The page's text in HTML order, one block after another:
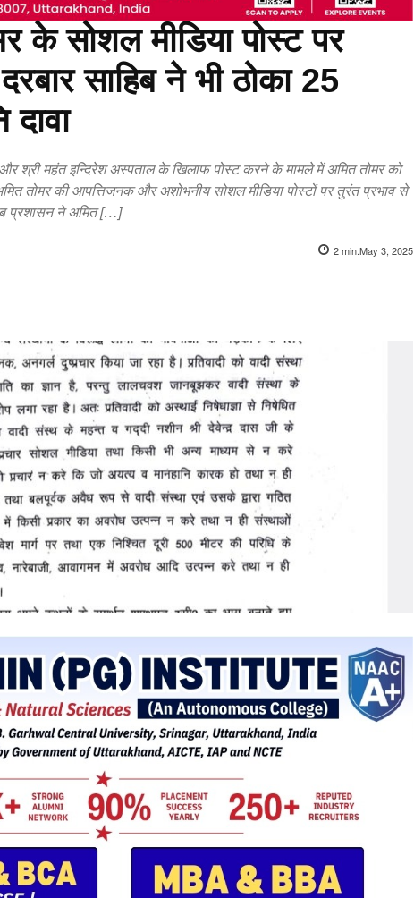
के सोशल मीडिया पोस्ट पर
साहिब ने भी ठोका 25
दावा
और श्री महंत इन्दिरेश अस्पताल के खिलाफ पोस्ट करने के मामले में अमित तोमर को
तोमर की आपत्तिजनक और अशोभनीय सोशल मीडिया पोस्टों पर तुरंत प्रभाव से
प्रशासन ने अमित […]
2min.May 3, 2025